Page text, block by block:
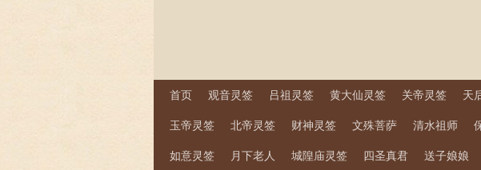
首页 观音灵签 吕祖灵签 黄大仙灵签 关帝灵签 天
玉帝灵签 北帝灵签 财神灵签 文殊菩萨 清水祖师
如意灵签 月下老人 城隍庙灵签 四圣真君 送子娘娘